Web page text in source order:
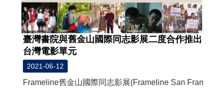
臺灣書院與舊金山國際同志影展二度合作推出
台灣電影單元
2021-06-12
Frameline舊金山國際同志影展(Frameline San Fran